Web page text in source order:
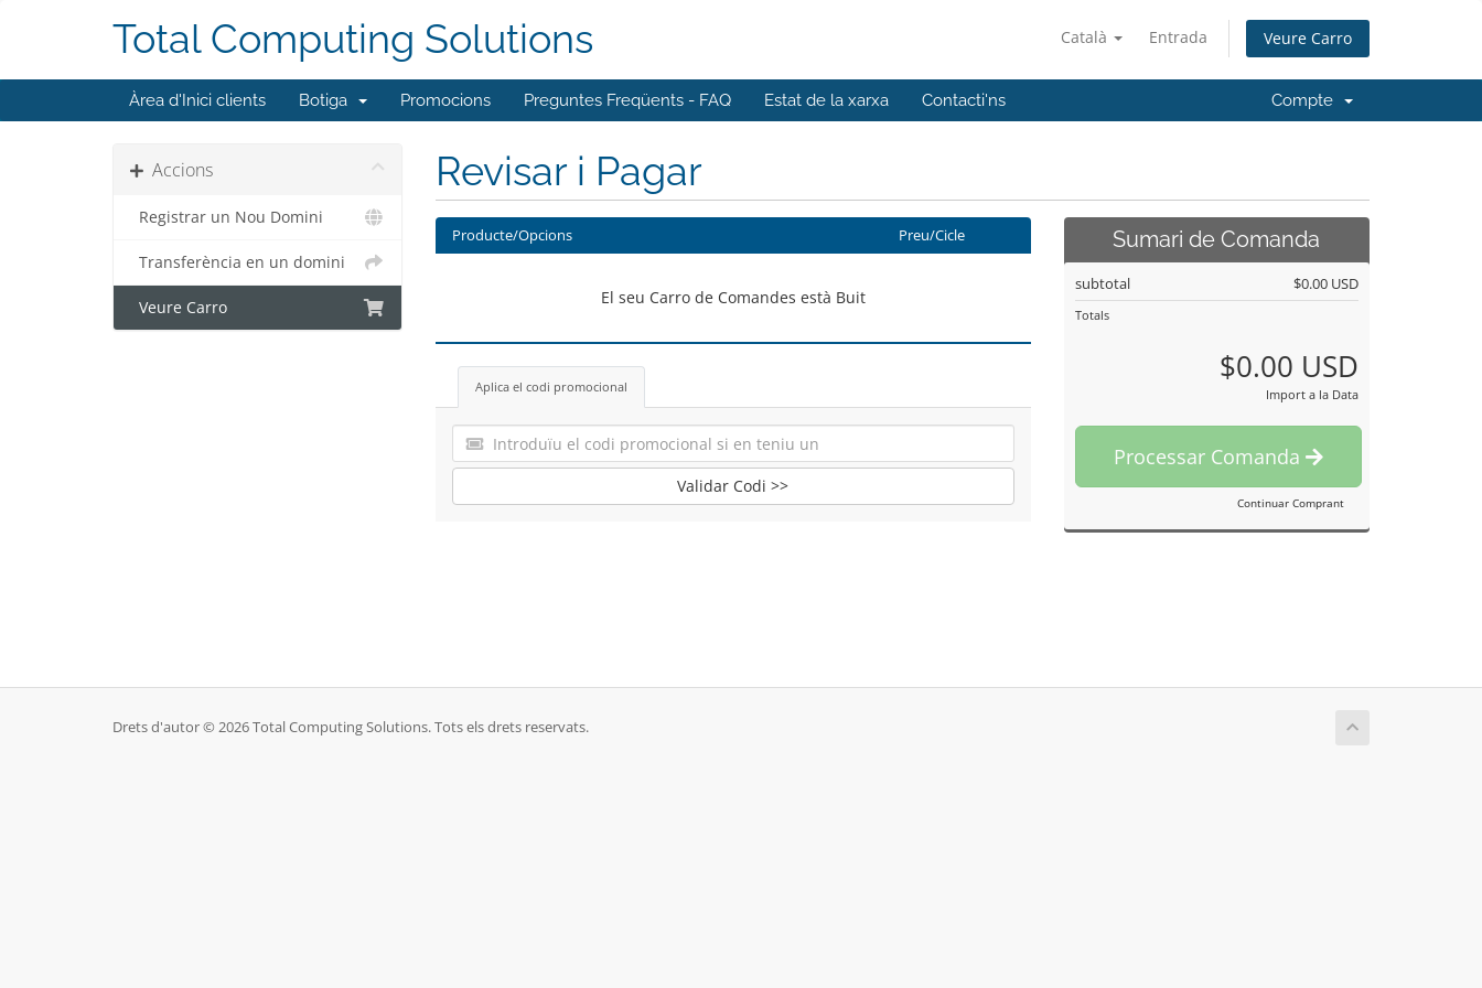
Català Entrada Veure Carro
Total Computing Solutions
Àrea d'Inici clients Botiga Promocions Preguntes Freqüents - FAQ Estat de la xarxa Contacti'ns Compte
Accions
Registrar un Nou Domini
Transferència en un domini
Veure Carro
Revisar i Pagar
Producte/Opcions Preu/Cicle
El seu Carro de Comandes està Buit
Aplica el codi promocional
Validar Codi >>
Sumari de Comanda
subtotal $0.00 USD
Totals
$0.00 USD
Import a la Data
Processar Comanda
Continuar Comprant
Drets d'autor © 2026 Total Computing Solutions. Tots els drets reservats.